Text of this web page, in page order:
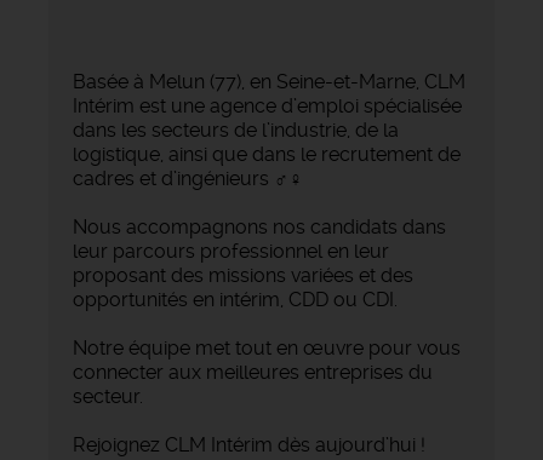
Basée à Melun (77), en Seine-et-Marne, CLM
Intérim est une agence d’emploi spécialisée
dans les secteurs de l’industrie, de la
logistique, ainsi que dans le recrutement de
cadres et d’ingénieurs ‍♂️‍♀️
Nous accompagnons nos candidats dans
leur parcours professionnel en leur
proposant des missions variées et des
opportunités en intérim, CDD ou CDI.
Notre équipe met tout en œuvre pour vous
connecter aux meilleures entreprises du
secteur.
Rejoignez CLM Intérim dès aujourd’hui !